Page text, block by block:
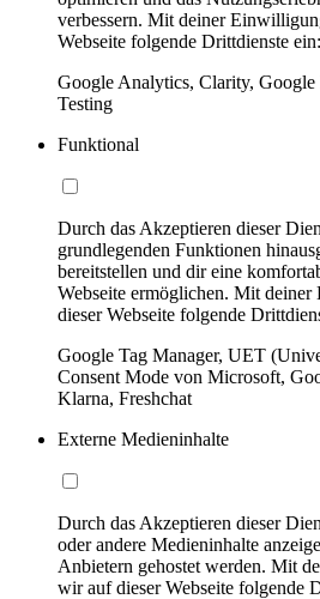
verbessern. Mit deiner
Webseite folgende Drittdienste ein:
Google Analytics, Clarity,
Testing
Funktional
Durch das Akzeptieren dieser
grundlegenden Funktionen
bereitstellen und dir eine
Webseite ermöglichen. Mit
dieser Webseite folgende
Google Tag Manager, UET
Consent Mode von Microsoft,
Klarna, Freshchat
Externe Medieninhalte
Durch das Akzeptieren dieser
oder andere Medieninhalte
Anbietern gehostet werden. Mit
wir auf dieser Webseite folgende